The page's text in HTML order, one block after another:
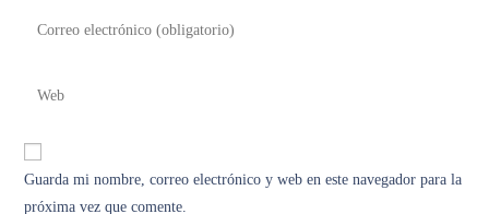
Guarda mi nombre, correo electrónico y web en este navegador para la
próxima vez que comente.